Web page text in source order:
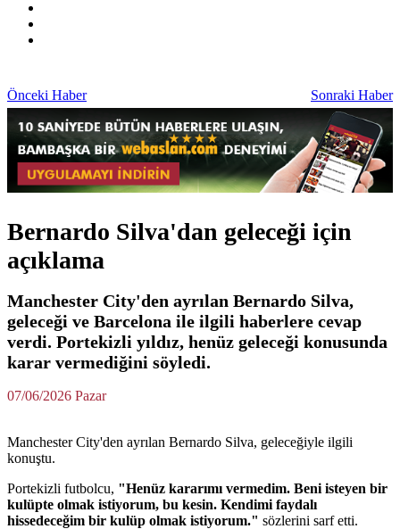
Önceki Haber Sonraki Haber
Bernardo Silva'dan geleceği için
açıklama
Manchester City'den ayrılan Bernardo Silva,
geleceği ve Barcelona ile ilgili haberlere cevap
verdi. Portekizli yıldız, henüz geleceği konusunda
karar vermediğini söyledi.
07/06/2026 Pazar
Manchester City'den ayrılan Bernardo Silva, geleceğiyle ilgili
konuştu.
Portekizli futbolcu, "Henüz kararımı vermedim. Beni isteyen bir
kulüpte olmak istiyorum, bu kesin. Kendimi faydalı
hissedeceğim bir kulüp olmak istiyorum." sözlerini sarf etti.